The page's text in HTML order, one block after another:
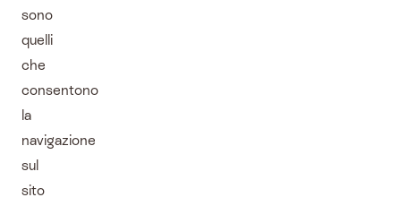
sono
quelli
che
consentono
la
navigazione
sul
sito